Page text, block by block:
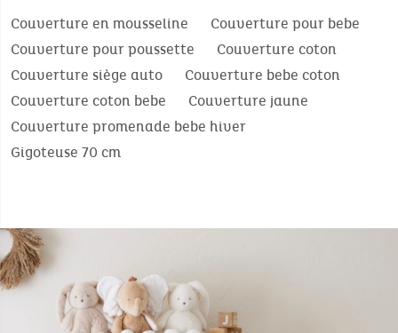
Couverture en mousseline
Couverture pour bebe
Couverture pour poussette
Couverture coton
Couverture siège auto
Couverture bebe coton
Couverture coton bebe
Couverture jaune
Couverture promenade bebe hiver
Gigoteuse 70 cm